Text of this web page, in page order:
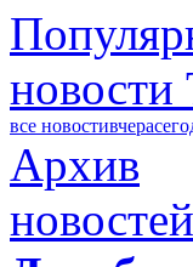
новости
все новостивчера
Архив
новостей